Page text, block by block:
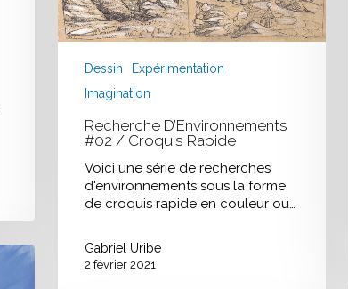
Dessin
Expérimentation
Imagination
Recherche D’Environnements
#02 / Croquis Rapide
Voici une série de recherches
d'environnements sous la forme
de croquis rapide en couleur ou…
Gabriel Uribe
2 février 2021